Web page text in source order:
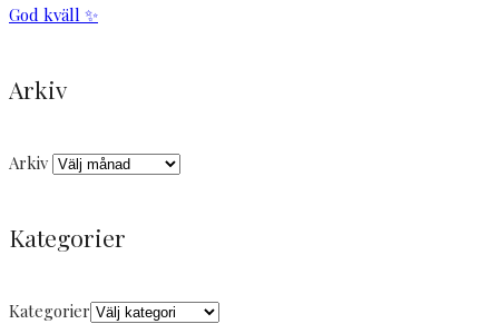
God kväll ✨
Arkiv
Arkiv
Kategorier
Kategorier